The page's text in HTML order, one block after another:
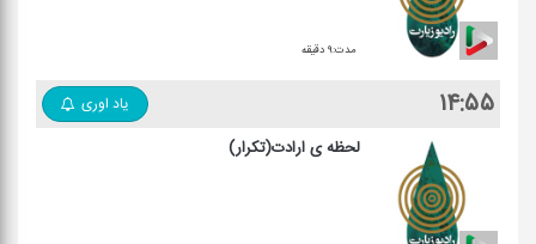
مدت:۹ دقیقه
۱۴:۵۵ یاد اوری
لحظه ی ارادت(تکرار)